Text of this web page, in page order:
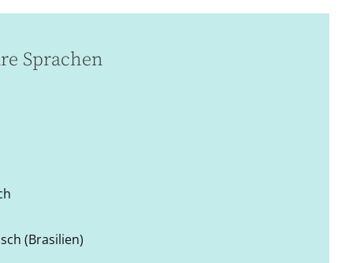
Sprachen
(Brasilien)